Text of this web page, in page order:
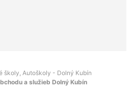
školy, Autoškoly - Dolný Kubín
a služieb Dolný Kubín